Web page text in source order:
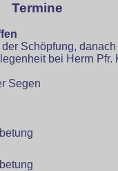
Termine
Schöpfung,
bei Herrn Pfr.
Segen